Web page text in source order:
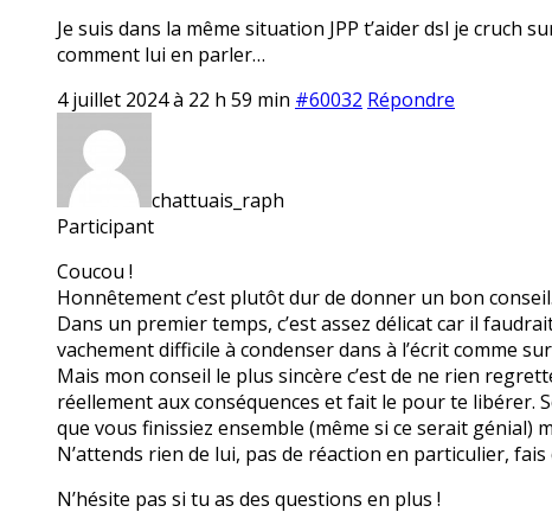
Je suis dans la même situation JPP t’aider dsl je cruch
comment lui en parler…
4 juillet 2024 à 22 h 59 min #60032 Répondre
chattuais_raph
Participant
Coucou !
Honnêtement c’est plutôt dur de donner un bon
Dans un premier temps, c’est assez délicat car il
vachement difficile à condenser dans à l’écrit comme
Mais mon conseil le plus sincère c’est de ne rien
réellement aux conséquences et fait le pour te libérer.
que vous finissiez ensemble (même si ce serait génial)
N’attends rien de lui, pas de réaction en particulier,
N’hésite pas si tu as des questions en plus !